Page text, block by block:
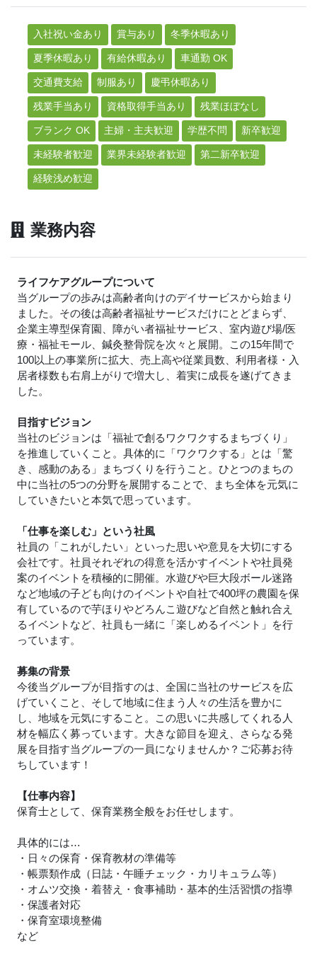
入社祝い金あり 賞与あり 冬季休暇あり
夏季休暇あり 有給休暇あり 車通勤 OK
交通費支給 制服あり 慶弔休暇あり
残業手当あり 資格取得手当あり 残業ほぼなし
ブランク OK 主婦・主夫歓迎 学歴不問 新卒歓迎
未経験者歓迎 業界未経験者歓迎 第二新卒歓迎
経験浅め歓迎
業務内容
ライフケアグループについて
当グループの歩みは高齢者向けのデイサービスから始まり
ました。その後は高齢者福祉サービスだけにとどまらず、
企業主導型保育園、障がい者福祉サービス、室内遊び場/医
療・福祉モール、鍼灸整骨院を次々と展開。この15年間で
100以上の事業所に拡大、売上高や従業員数、利用者様・入
居者様数も右肩上がりで増大し、着実に成長を遂げてきま
した。
目指すビジョン
当社のビジョンは「福祉で創るワクワクするまちづくり」
を推進していくこと。具体的に「ワクワクする」とは「驚
き、感動のある」まちづくりを行うこと。ひとつのまちの
中に当社の5つの分野を展開することで、まち全体を元気に
していきたいと本気で思っています。
「仕事を楽しむ」という社風
社員の「これがしたい」といった思いや意見を大切にする
会社です。社員それぞれの得意を活かすイベントや社員発
案のイベントを積極的に開催。水遊びや巨大段ボール迷路
など地域の子ども向けのイベントや自社で400坪の農園を保
有しているので芋ほりやどろんこ遊びなど自然と触れ合え
るイベントなど、社員も一緒に「楽しめるイベント」を行
っています。
募集の背景
今後当グループが目指すのは、全国に当社のサービスを広
げていくこと、そして地域に住まう人々の生活を豊かに
し、地域を元気にすること。この思いに共感してくれる人
材を幅広く募っています。大きな節目を迎え、さらなる発
展を目指す当グループの一員になりませんか？ご応募お待
ちしています！
【仕事内容】
保育士として、保育業務全般をお任せします。
具体的には…
・日々の保育・保育教材の準備等
・帳票類作成（日誌・午睡チェック・カリキュラム等）
・オムツ交換・着替え・食事補助・基本的生活習慣の指導
・保護者対応
・保育室環境整備
など